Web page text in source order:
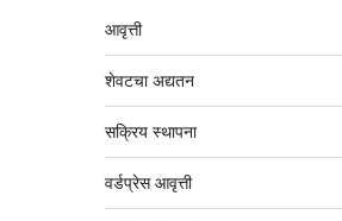
मेटा
आवृत्ती
शेवटचा अद्यतन
सक्रिय स्थापना
वर्डप्रेस आवृत्ती